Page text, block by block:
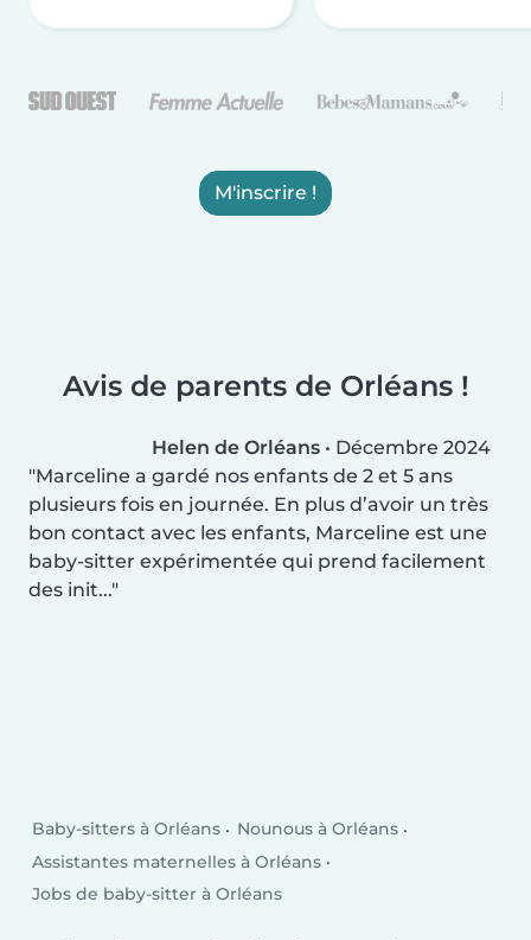
M'inscrire !
Avis de parents de Orléans !
Helen de Orléans • Décembre 2024
Marceline a gardé nos enfants de 2 et 5 ans
plusieurs fois en journée. En plus d’avoir un très
bon contact avec les enfants, Marceline est une
baby-sitter expérimentée qui prend facilement
des init...
Baby-sitters à Orléans
Nounous à Orléans
Assistantes maternelles à Orléans
Jobs de baby-sitter à Orléans